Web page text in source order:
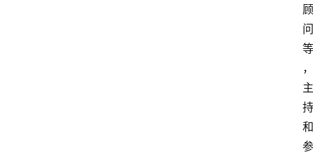
顾
问
等
，
主
持
和
参